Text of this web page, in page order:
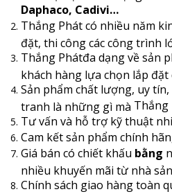
Daphaco, Cadivi…
Thắng Phátcó nhiều năm
đặt, thi công các công trình
Thắng Phátđa dạng về sản
khách hàng lựa chọn lắp
Sản phẩm chất lượng, uy
tranh là những gì mà Thắng
Tư vấn và hỗ trợ kỹ thuật
Cam kết sản phẩm chính
Giá bán có chiết khấu bằng
nhiều khuyến mãi từ nhà
Chính sách giao hàng toàn